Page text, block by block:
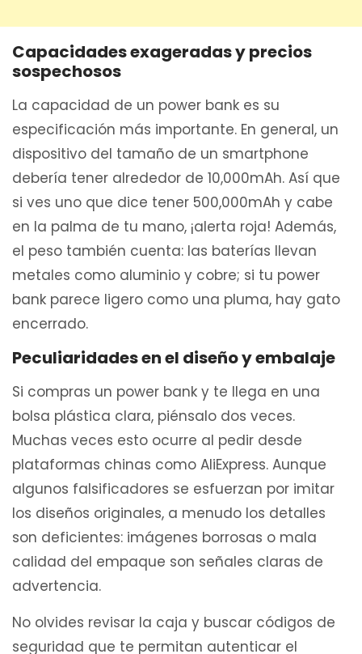
Capacidades exageradas y precios
sospechosos
La capacidad de un power bank es su
especificación más importante. En general, un
dispositivo del tamaño de un smartphone
debería tener alrededor de 10,000mAh. Así que
si ves uno que dice tener 500,000mAh y cabe
en la palma de tu mano, ¡alerta roja! Además,
el peso también cuenta: las baterías llevan
metales como aluminio y cobre; si tu power
bank parece ligero como una pluma, hay gato
encerrado.
Peculiaridades en el diseño y embalaje
Si compras un power bank y te llega en una
bolsa plástica clara, piénsalo dos veces.
Muchas veces esto ocurre al pedir desde
plataformas chinas como AliExpress. Aunque
algunos falsificadores se esfuerzan por imitar
los diseños originales, a menudo los detalles
son deficientes: imágenes borrosas o mala
calidad del empaque son señales claras de
advertencia.
No olvides revisar la caja y buscar códigos de
seguridad que te permitan autenticar el